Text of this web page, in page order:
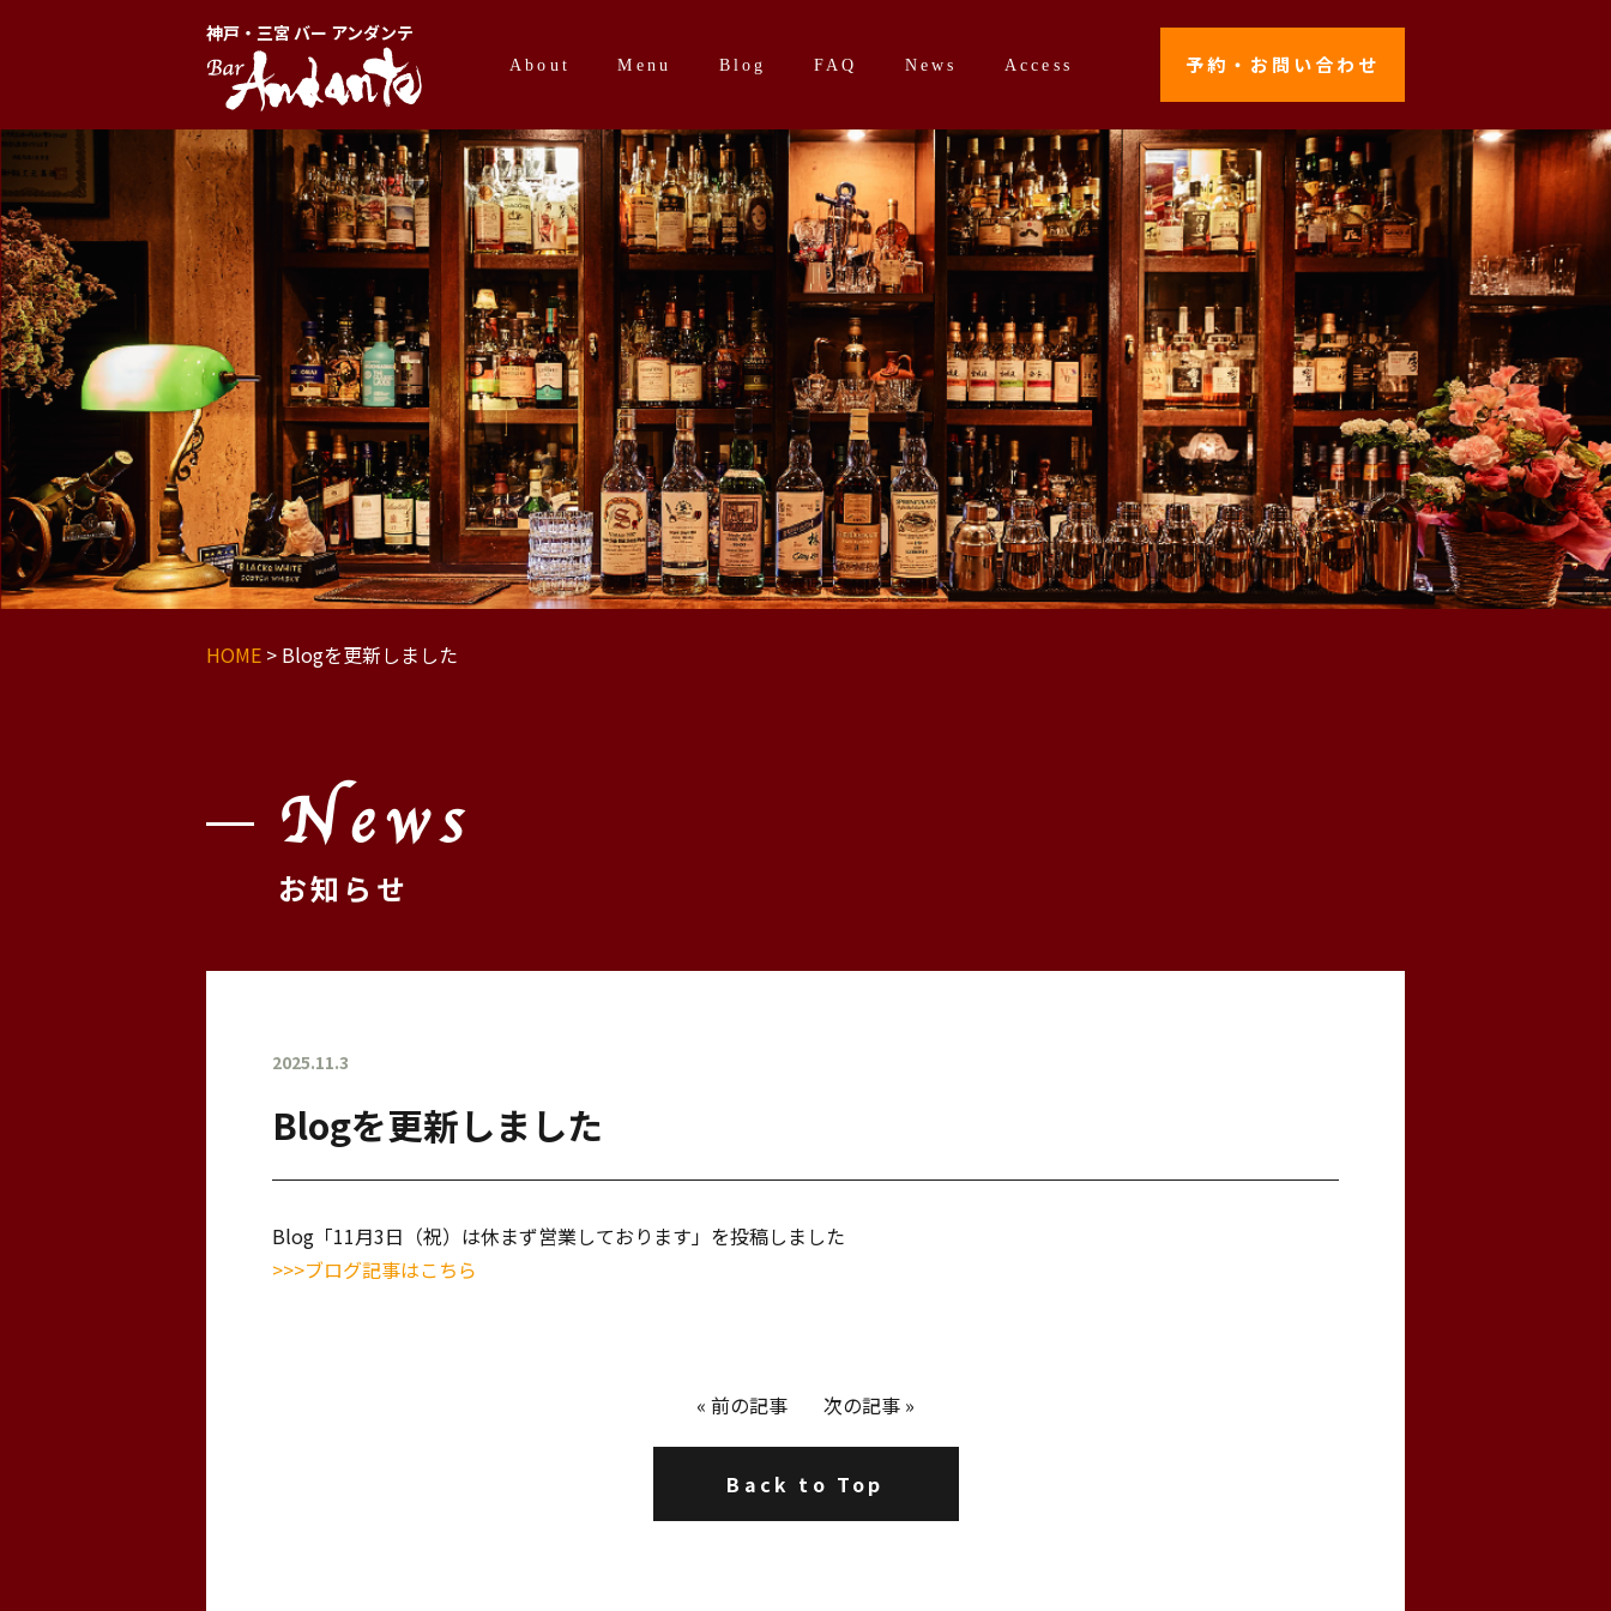
神戸・三宮 バー アンダンテ
About Menu Blog FAQ News Access 予約・お問い合わせ
HOME > Blogを更新しました
News
お知らせ
2025.11.3
Blogを更新しました
Blog「11月3日（祝）は休まず営業しております」を投稿しました
>>>ブログ記事はこちら
« 前の記事 次の記事 »
Back to Top